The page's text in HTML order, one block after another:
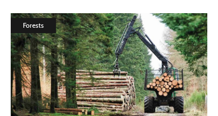
Estate
Technology
Contact
Us
Forests